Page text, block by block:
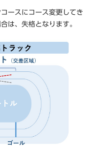
ースにコース変更してき
は、失格となります。